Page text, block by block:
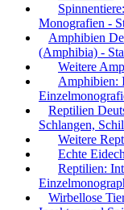
Monografien -
Amphibien
(Amphibia) -
Weitere
Amphibien:
Reptilien
Schlangen,
Weitere
Echte
Reptilien:
Wirbellose